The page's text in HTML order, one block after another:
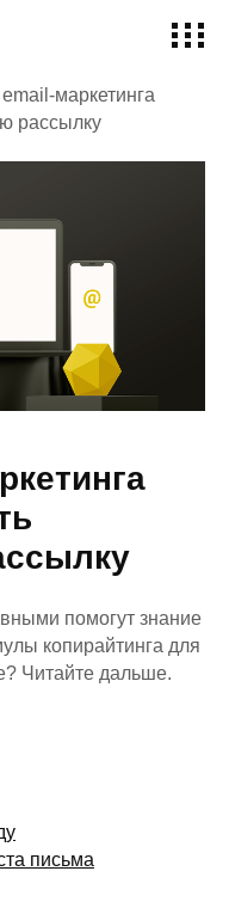
маркетинга
рассылку
помогут знание
копирайтинга для
Читайте дальше.
письма